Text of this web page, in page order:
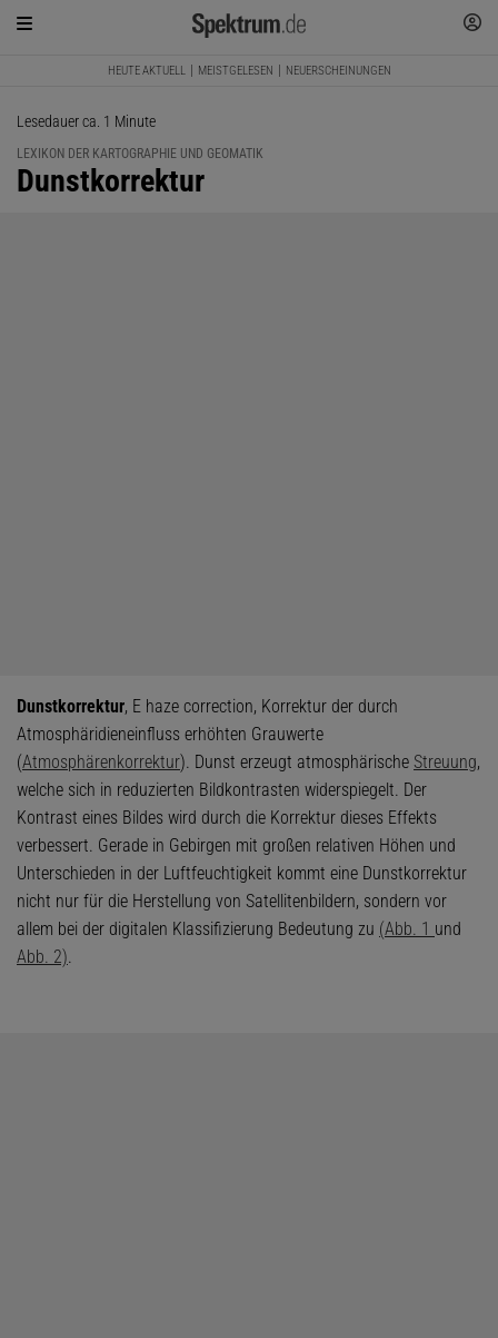
HEUTE AKTUELL MEISTGELESEN NEUERSCHEINUNGEN
Lesedauer ca. 1 Minute
LEXIKON DER KARTOGRAPHIE UND GEOMATIK
:
Dunstkorrektur
Dunstkorrektur, E haze correction, Korrektur der durch
Atmosphäridieneinfluss erhöhten Grauwerte
(Atmosphärenkorrektur). Dunst erzeugt atmosphärische Streuung,
welche sich in reduzierten Bildkontrasten widerspiegelt. Der
Kontrast eines Bildes wird durch die Korrektur dieses Effekts
verbessert. Gerade in Gebirgen mit großen relativen Höhen und
Unterschieden in der Luftfeuchtigkeit kommt eine Dunstkorrektur
nicht nur für die Herstellung von Satellitenbildern, sondern vor
allem bei der digitalen Klassifizierung Bedeutung zu (Abb. 1 und
Abb. 2).